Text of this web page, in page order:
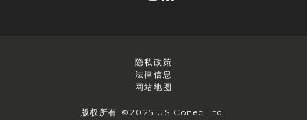
版权所有 ©2025 US Conec Ltd.
隐私政策
法律信息
网站地图